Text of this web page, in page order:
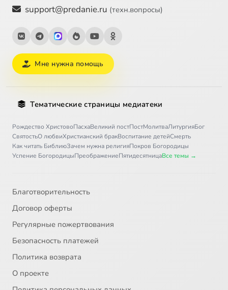
support@predanie.ru (техн.вопросы)
Мне нужна помощь
Тематические страницы медиатеки
Рождество ХристовоПасхаВеликий постПостМолитваЛитургияБог
СвятостьО любвиХристианский бракВоспитание детейСмерть
Как читать БиблиюЗачем нужна религияПокров Богородицы
Успение БогородицыПреображениеПятидесятницаВсе темы →
Благотворительность
Договор оферты
Регулярные пожертвования
Безопасность платежей
Политика возврата
О проекте